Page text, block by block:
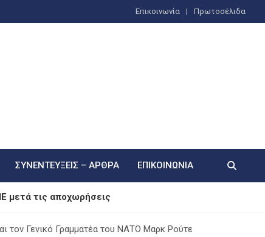
Επικοινωνία Πρωτοσέλιδα
ΣΥΝΕΝΤΕΎΞΕΙΣ – ΆΡΘΡΑ ΕΠΙΚΟΙΝΩΝΊΑ
μετά τις αποχωρήσεις
από αμέλεια
τον Γενικό Γραμματέα του ΝΑΤΟ Μαρκ Ρούτε